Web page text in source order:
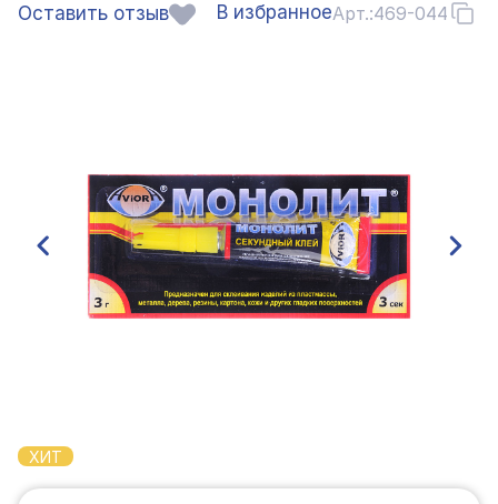
Оставить отзыв В избранноеАрт.:469-044
ХИТ